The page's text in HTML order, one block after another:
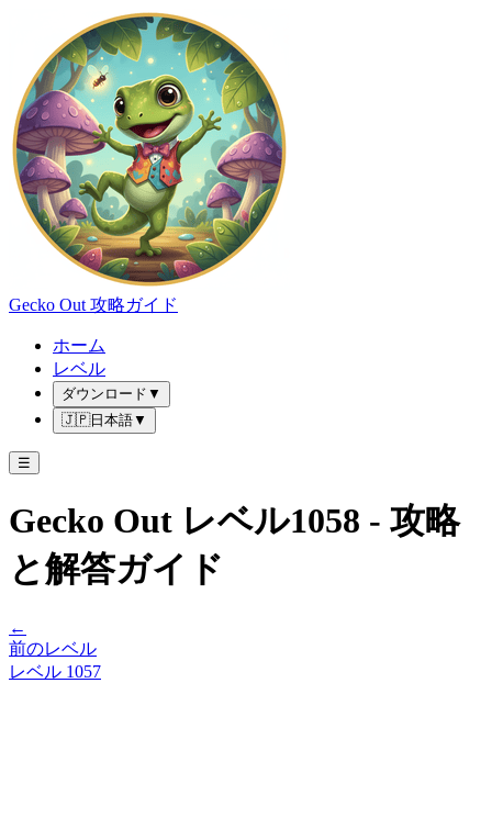
Gecko Out 攻略ガイド
ホーム
レベル
ダウンロード ▼
🇯🇵日本語▼
☰
Gecko Out レベル1058 - 攻略
と解答ガイド
←
前のレベル
レベル 1057